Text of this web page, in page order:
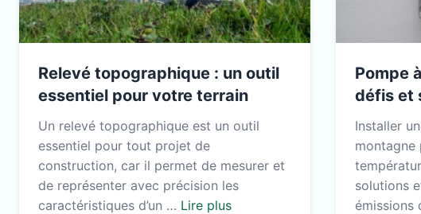
Relevé topographique : un outil
essentiel pour votre terrain
Un relevé topographique est un outil
essentiel pour tout projet de
construction, car il permet de mesurer et
de représenter avec précision les
caractéristiques d’un … Lire plus
Pompe
défis et
Installer
montagne
solutions
émissions